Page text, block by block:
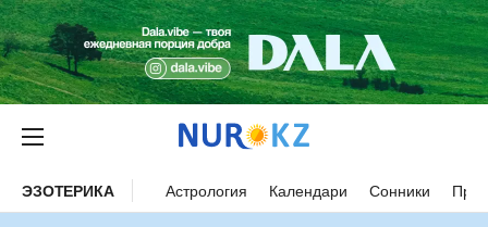
ЭЗОТЕРИКА Астрология Календари Сонники